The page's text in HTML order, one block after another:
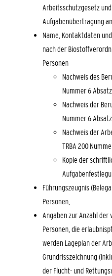
Arbeitsschutzgesetz
Aufgabenübertragung
Name, Kontaktdaten
nach der
Personen
Nachweis des
Nummer 6 Absatz
Nachweis der
Nummer 6 Absatz
Nachweis der
TRBA 200
Kopie der
Führungszeugnis
Personen,
Angaben zur Anzahl
Personen, die
werden Lageplan der
Grundrisszeichnung
der Flucht- und